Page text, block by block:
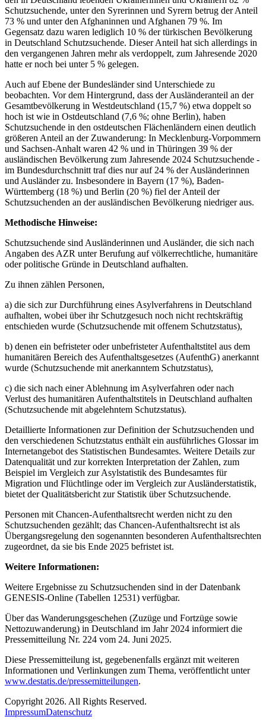
Schutzsuchende, unter den Syrerinnen und Syrern betrug der Anteil
73 % und unter den Afghaninnen und Afghanen 79 %. Im
Gegensatz dazu waren lediglich 10 % der türkischen Bevölkerung
in Deutschland Schutzsuchende. Dieser Anteil hat sich allerdings in
den vergangenen Jahren mehr als verdoppelt, zum Jahresende 2020
hatte er noch bei unter 5 % gelegen.
Auch auf Ebene der Bundesländer sind Unterschiede zu
beobachten. Vor dem Hintergrund, dass der Ausländeranteil an der
Gesamtbevölkerung in Westdeutschland (15,7 %) etwa doppelt so
hoch ist wie in Ostdeutschland (7,6 %; ohne Berlin), haben
Schutzsuchende in den ostdeutschen Flächenländern einen deutlich
größeren Anteil an der Zuwanderung: In Mecklenburg-Vorpommern
und Sachsen-Anhalt waren 42 % und in Thüringen 39 % der
ausländischen Bevölkerung zum Jahresende 2024 Schutzsuchende -
im Bundesdurchschnitt traf dies nur auf 24 % der Ausländerinnen
und Ausländer zu. Insbesondere in Bayern (17 %), Baden-
Württemberg (18 %) und Berlin (20 %) fiel der Anteil der
Schutzsuchenden an der ausländischen Bevölkerung niedriger aus.
Methodische Hinweise:
Schutzsuchende sind Ausländerinnen und Ausländer, die sich nach
Angaben des AZR unter Berufung auf völkerrechtliche, humanitäre
oder politische Gründe in Deutschland aufhalten.
Zu ihnen zählen Personen,
a) die sich zur Durchführung eines Asylverfahrens in Deutschland
aufhalten, wobei über ihr Schutzgesuch noch nicht rechtskräftig
entschieden wurde (Schutzsuchende mit offenem Schutzstatus),
b) denen ein befristeter oder unbefristeter Aufenthaltstitel aus dem
humanitären Bereich des Aufenthaltsgesetzes (AufenthG) anerkannt
wurde (Schutzsuchende mit anerkanntem Schutzstatus),
c) die sich nach einer Ablehnung im Asylverfahren oder nach
Verlust des humanitären Aufenthaltstitels in Deutschland aufhalten
(Schutzsuchende mit abgelehntem Schutzstatus).
Detaillierte Informationen zur Definition der Schutzsuchenden und
den verschiedenen Schutzstatus enthält ein ausführliches Glossar im
Internetangebot des Statistischen Bundesamtes. Weitere Details zur
Datenqualität und zur korrekten Interpretation der Zahlen, zum
Beispiel im Vergleich zur Asylstatistik des Bundesamtes für
Migration und Flüchtlinge oder im Vergleich zur Ausländerstatistik,
bietet der Qualitätsbericht zur Statistik über Schutzsuchende.
Personen mit Chancen-Aufenthaltsrecht werden nicht zu den
Schutzsuchenden gezählt; das Chancen-Aufenthaltsrecht ist als
Übergangsregelung den sogenannten besonderen Aufenthaltsrechten
zugeordnet, da sie bis Ende 2025 befristet ist.
Weitere Informationen:
Weitere Ergebnisse zu Schutzsuchenden sind in der Datenbank
GENESIS-Online (Tabellen 12531) verfügbar.
Über das Wanderungsgeschehen (Zuzüge und Fortzüge sowie
Nettozuwanderung) in Deutschland im Jahr 2024 informiert die
Pressemitteilung Nr. 224 vom 24. Juni 2025.
Diese Pressemitteilung ist, gegebenenfalls ergänzt mit weiteren
Informationen und Verlinkungen zum Thema, veröffentlicht unter
www.destatis.de/pressemitteilungen.
Copyright 2026. All Rights Reserved.
ImpressumDatenschutz